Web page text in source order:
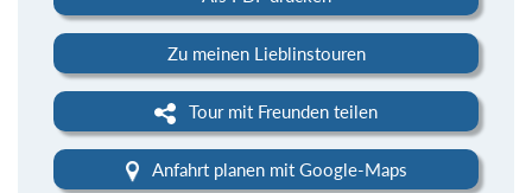
Zu meinen Lieblinstouren
Tour mit Freunden teilen
Anfahrt planen mit Google-Maps